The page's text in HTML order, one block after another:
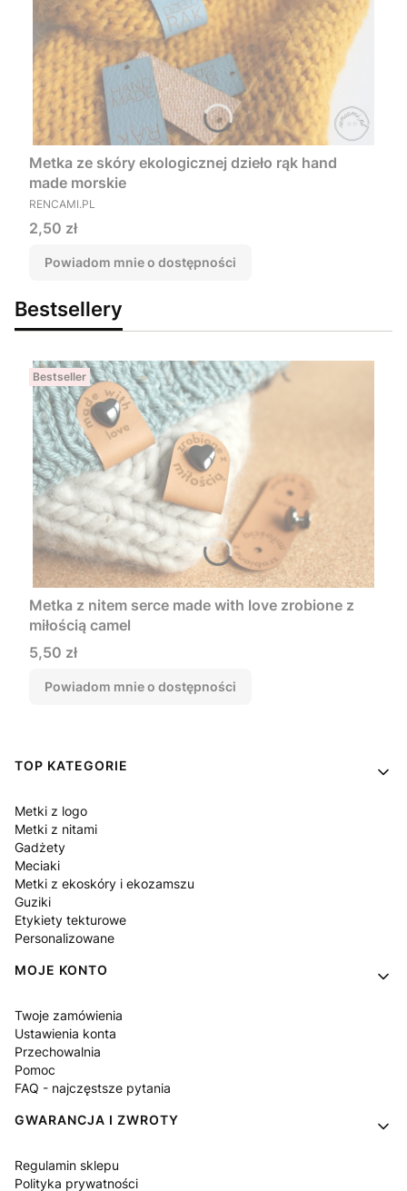
Metka ze skóry ekologicznej dzieło rąk hand
made morskie
PRODUCENT
RENCAMI.PL
Cena
2,50 zł
Powiadom mnie o dostępności
Bestsellery
Bestseller
Metka z nitem serce made with love zrobione z
miłością camel
Cena
5,50 zł
Powiadom mnie o dostępności
Linki w stopce
TOP KATEGORIE
Metki z logo
Metki z nitami
Gadżety
Meciaki
Metki z ekoskóry i ekozamszu
Guziki
Etykiety tekturowe
Personalizowane
MOJE KONTO
Twoje zamówienia
Ustawienia konta
Przechowalnia
Pomoc
FAQ - najczęstsze pytania
GWARANCJA I ZWROTY
Regulamin sklepu
Polityka prywatności